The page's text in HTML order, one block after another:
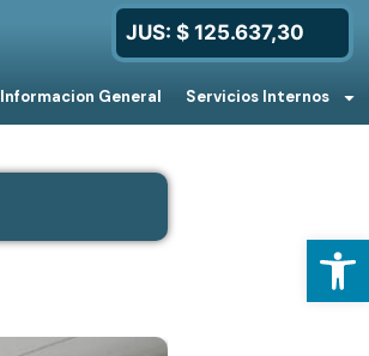
Informacion General Servicios Internos
JUS: $ 125.637,30